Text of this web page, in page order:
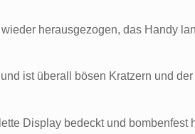
herausgezogen, das Handy
ist überall bösen Kratzern und
Display bedeckt und bombenfest